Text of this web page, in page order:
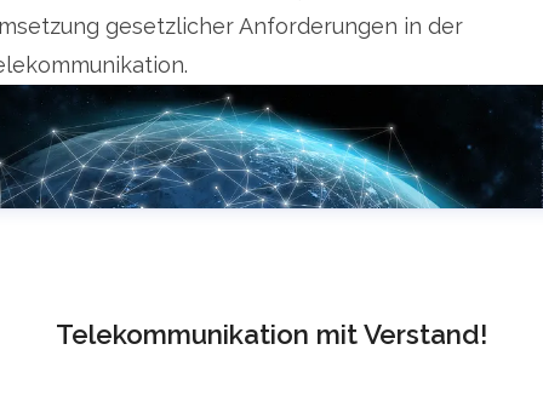
gesetzlicher Anforderungen in der
Telekommunikation mit Verstand!